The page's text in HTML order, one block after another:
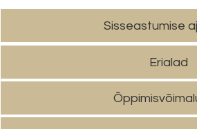
Sisseastumise
Erialad